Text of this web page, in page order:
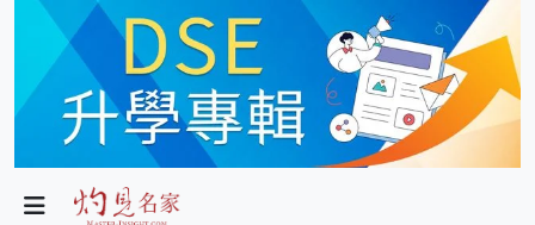
政局